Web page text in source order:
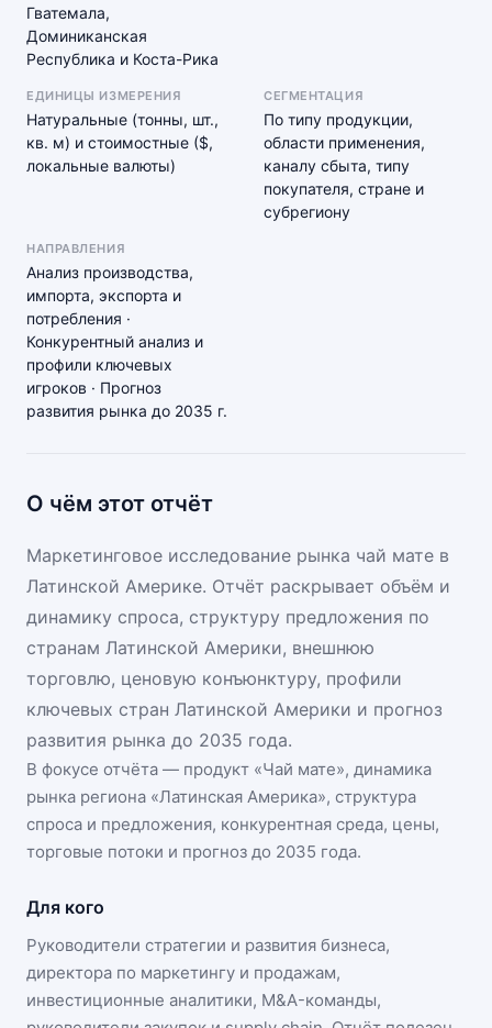
Гватемала,
Доминиканская
Республика и Коста-Рика
ЕДИНИЦЫ ИЗМЕРЕНИЯ
Натуральные (тонны, шт.,
кв. м) и стоимостные ($,
локальные валюты)
СЕГМЕНТАЦИЯ
По типу продукции,
области применения,
каналу сбыта, типу
покупателя, стране и
субрегиону
НАПРАВЛЕНИЯ
Анализ производства,
импорта, экспорта и
потребления ·
Конкурентный анализ и
профили ключевых
игроков · Прогноз
развития рынка до 2035 г.
О чём этот отчёт
Маркетинговое исследование рынка чай мате в
Латинской Америке. Отчёт раскрывает объём и
динамику спроса, структуру предложения по
странам Латинской Америки, внешнюю
торговлю, ценовую конъюнктуру, профили
ключевых стран Латинской Америки и прогноз
развития рынка до 2035 года.
В фокусе отчёта — продукт «Чай мате», динамика
рынка региона «Латинская Америка», структура
спроса и предложения, конкурентная среда, цены,
торговые потоки и прогноз до 2035 года.
Для кого
Руководители стратегии и развития бизнеса,
директора по маркетингу и продажам,
инвестиционные аналитики, M&A-команды,